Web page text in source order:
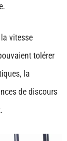
vitesse
tolérer
la
de discours